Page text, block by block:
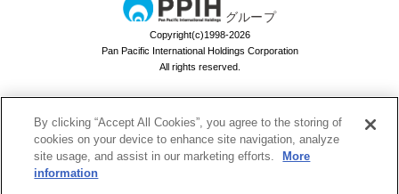
グループ
Copyright(c)1998-2026
Pan Pacific International Holdings Corporation
All rights reserved.
By clicking “Accept All Cookies”, you agree to the storing of
cookies on your device to enhance site navigation, analyze
site usage, and assist in our marketing efforts.
More
information
ドン・キホーテのお買い物アプリ
ドンキでお買い物するなら必須！